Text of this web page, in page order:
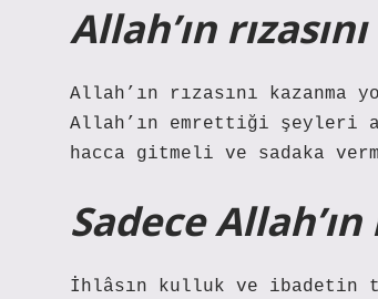
Allah’ın
Allah’ın rızasını
Allah’ın emrettiği şeyleri
hacca gitmeli ve sadaka
Sadece
İhlâsın kulluk ve ibadetin